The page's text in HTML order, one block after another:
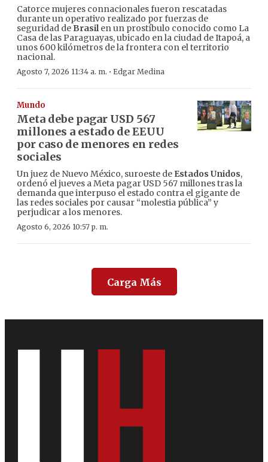
Catorce mujeres connacionales fueron rescatadas
durante un operativo realizado por fuerzas de
seguridad de Brasilen un prostíbulo conocido como La
Casa de las Paraguayas, ubicado en la ciudad de Itapoá, a
unos 600 kilómetros de la frontera con el territorio
nacional.
Agosto 7, 2026 11:34 a. m. · Edgar Medina
Mundo
Meta debe pagar USD 567
millones a estado de EEUU
por caso de menores en redes
sociales
Un juez de Nuevo México, suroeste de Estados Unidos,
ordenó el jueves a Meta pagar USD 567 millones tras la
demanda que interpuso el estado contra el gigante de
las redes sociales por causar “molestia pública” y
perjudicar a los menores.
Agosto 6, 2026 10:57 p. m.
Carga Más